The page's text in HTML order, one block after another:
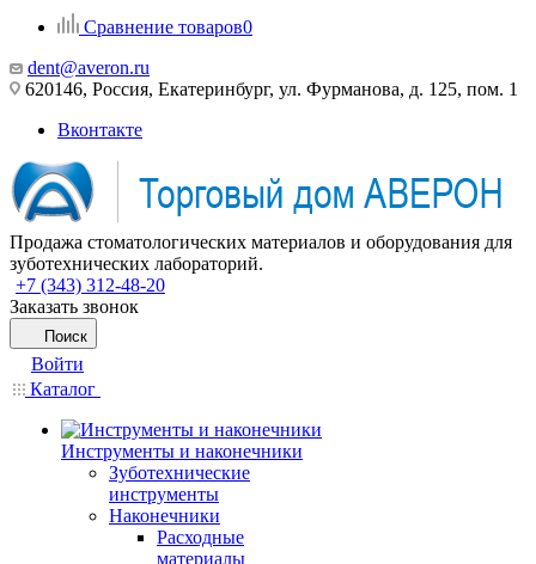
Сравнение товаров0
dent@averon.ru
620146, Россия, Екатеринбург, ул. Фурманова, д. 125, пом. 1
Вконтакте
Продажа стоматологических материалов и оборудования для
зуботехнических лабораторий.
+7 (343) 312-48-20
Заказать звонок
Поиск
Войти
Каталог
Инструменты и наконечники
Зуботехнические
инструменты
Наконечники
Расходные
материалы